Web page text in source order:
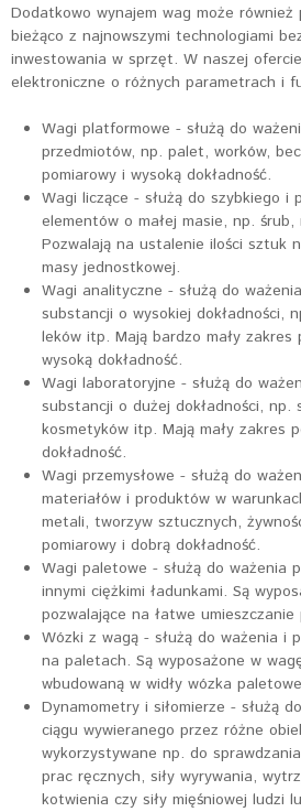
Dodatkowo wynajem wag może również
bieżąco z najnowszymi technologiami
inwestowania w sprzęt. W naszej
elektroniczne o różnych parametrach i
Wagi platformowe - służą do
przedmiotów, np. palet, worków,
pomiarowy i wysoką dokładność.
Wagi liczące - służą do szybkiego i
elementów o małej masie, np.
Pozwalają na ustalenie ilości sztuk
masy jednostkowej.
Wagi analityczne - służą do
substancji o wysokiej dokładności,
leków itp. Mają bardzo mały zakres
wysoką dokładność.
Wagi laboratoryjne - służą do
substancji o dużej dokładności, np.
kosmetyków itp. Mają mały zakres
dokładność.
Wagi przemysłowe - służą do
materiałów i produktów w
metali, tworzyw sztucznych,
pomiarowy i dobrą dokładność.
Wagi paletowe - służą do ważenia
innymi ciężkimi ładunkami. Są
pozwalające na łatwe
Wózki z wagą - służą do ważenia i
na paletach. Są wyposażone w
wbudowaną w widły wózka
Dynamometry i siłomierze - służą
ciągu wywieranego przez różne
wykorzystywane np. do
prac ręcznych, siły wyrywania,
kotwienia czy siły mięśniowej ludzi